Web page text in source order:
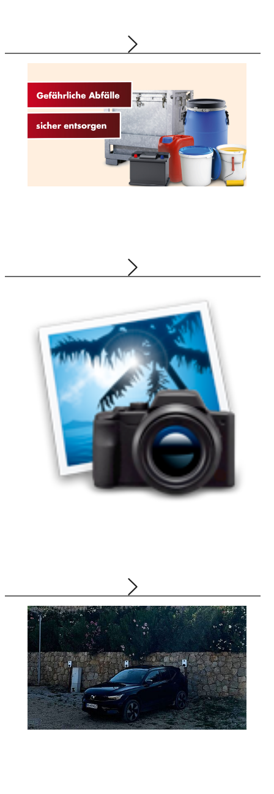
Gruppe, Logistik, Schmierstoffe, Tankstellen,
Bellersheim ServiceCARD